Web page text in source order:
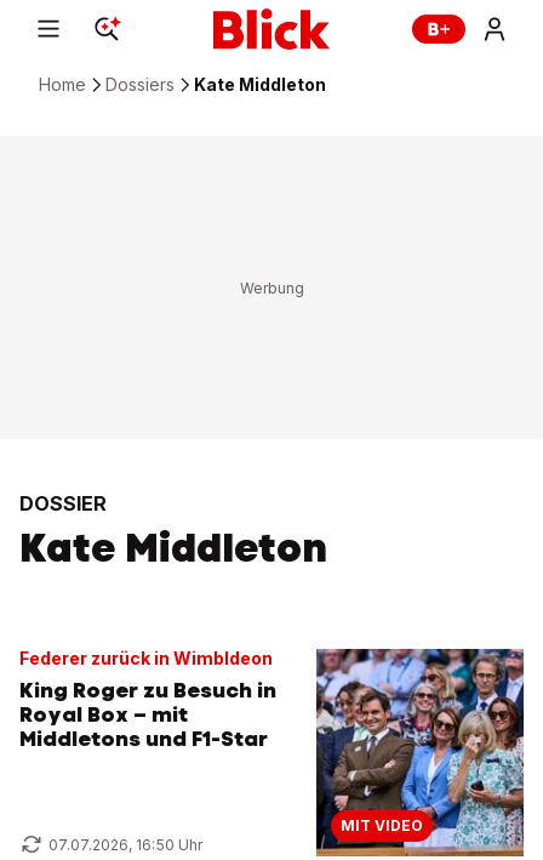
Home Dossiers Kate Middleton
DOSSIER
Kate Middleton
Federer zurück in Wimbldeon
King Roger zu Besuch in
Royal Box – mit
Middletons und F1-Star
07.07.2026, 16:50 Uhr
MIT VIDEO